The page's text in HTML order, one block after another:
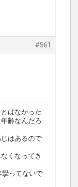
#561
はなかった
齢なんだろ
はあるので
くなってき
ってないで